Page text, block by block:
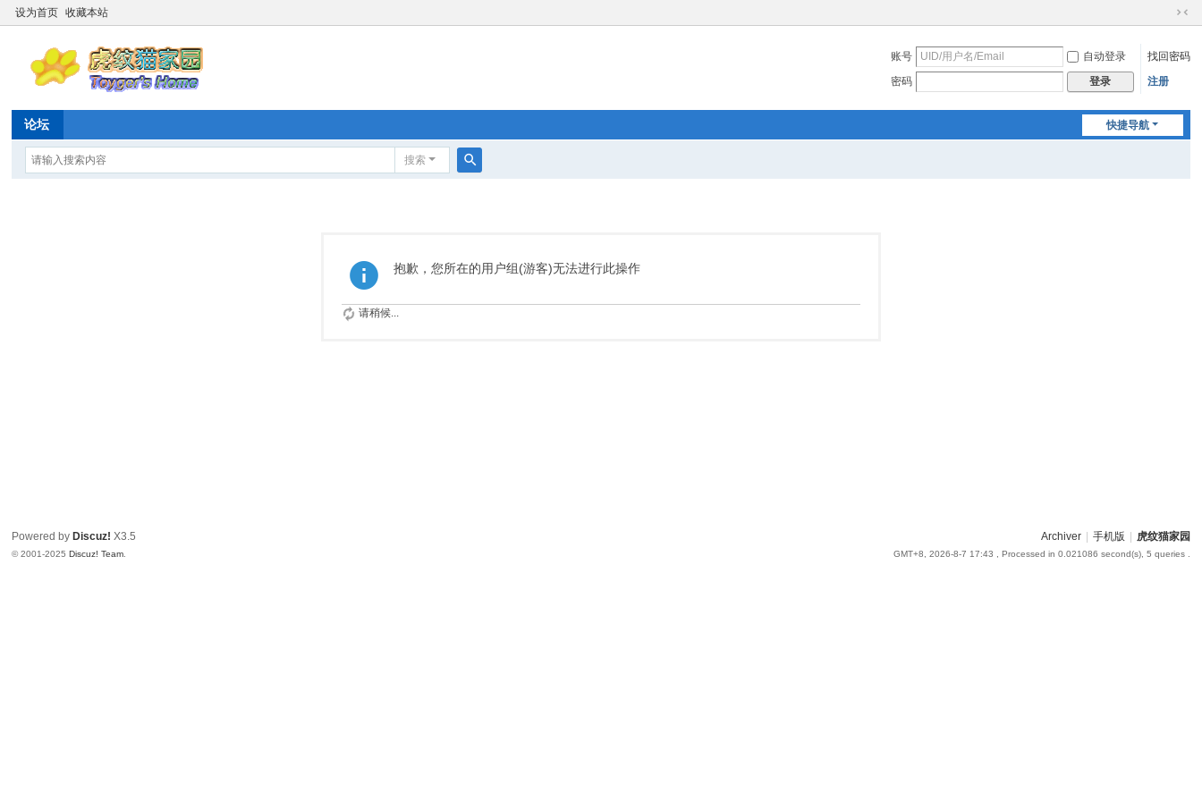
设为首页 收藏本站
切
到
账号 自动登录
找回密码
密码
登录 注册
快捷导航
论坛
搜索
抱歉，您所在的用户组(游客)无法进行此操作
请稍候...
Archiver 手机版 虎纹猫家园
GMT+8, 2026-8-7 17:43 , Processed in 0.021086 second(s), 5 queries .
Powered by Discuz! X3.5
© 2001-2025Discuz! Team